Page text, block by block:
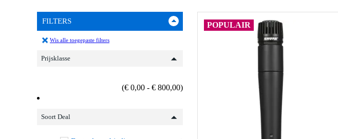
FILTERS
Wis alle toegepaste filters
Prijsklasse
(€ 0,00 - € 800,00)
Soort Deal
POPULAIR